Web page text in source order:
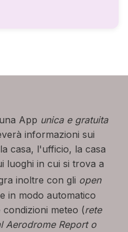
App unica e gratuita
informazioni sui
casa, l'ufficio, la casa
luoghi in cui si trova a
inoltre con gli open
in modo automatico
meteo (rete
Aerodrome Report o